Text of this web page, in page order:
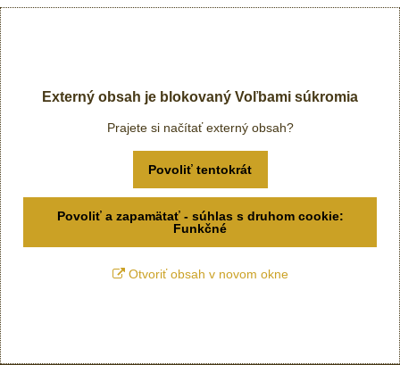
Externý obsah je blokovaný Voľbami súkromia
Prajete si načítať externý obsah?
Povoliť tentokrát
Povoliť a zapamätať - súhlas s druhom cookie:
Funkčné
Otvoriť obsah v novom okne